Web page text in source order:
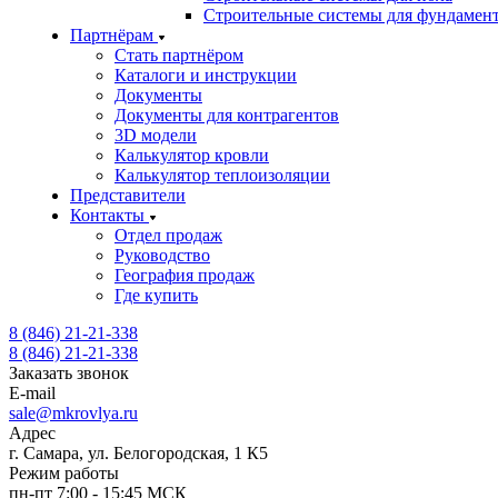
Строительные системы для
Партнёрам
Стать партнёром
Каталоги и инструкции
Документы
Документы для контрагентов
3D модели
Калькулятор кровли
Калькулятор теплоизоляции
Представители
Контакты
Отдел продаж
Руководство
География продаж
Где купить
8 (846) 21-21-338
8 (846) 21-21-338
Заказать звонок
E-mail
sale@mkrovlya.ru
Адрес
г. Самара, ул. Белогородская, 1 К5
Режим работы
пн-пт 7:00 - 15:45 МСК